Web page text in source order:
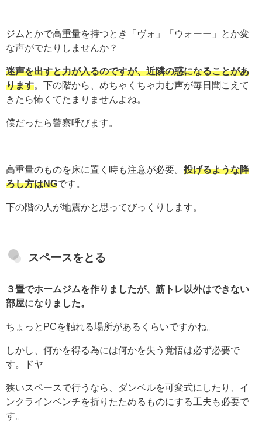
ジムとかで高重量を持つとき「ヴォ」「ウォーー」とか変
な声がでたりしませんか？
迷声を出すと力が入るのですが、近隣の惑になることがあ
ります。下の階から、めちゃくちゃ力む声が毎日聞こえて
きたら怖くてたまりませんよね。
僕だったら警察呼びます。
高重量のものを床に置く時も注意が必要。 投げるような降
ろし方はNGです。
下の階の人が地震かと思ってびっくりします。
スペースをとる
３畳でホームジムを作りましたが、筋トレ以外はできない
部屋になりました。
ちょっとPCを触れる場所があるくらいですかね。
しかし、何かを得る為には何かを失う覚悟は必ず必要で
す。ドヤ
狭いスペースで行うなら、ダンベルを可変式にしたり、イ
ンクラインベンチを折りたためるものにする工夫も必要で
す。